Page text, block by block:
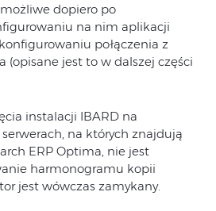
dopiero po
na nim aplikacji
połączenia z
(opisane jest to w dalszej części
instalacji IBARD na
na których znajdują
ERP Optima, nie jest
harmonogramu kopii
jest wówczas zamykany.